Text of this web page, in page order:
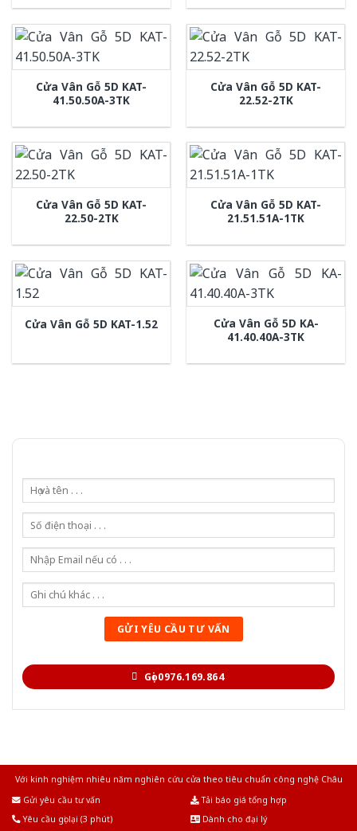
Cửa Vân Gỗ 5D KAT-
41.50.50A-3TK
Cửa Vân Gỗ 5D KAT-
22.52-2TK
Cửa Vân Gỗ 5D KAT-
22.50-2TK
Cửa Vân Gỗ 5D KAT-
21.51.51A-1TK
Cửa Vân Gỗ 5D KAT-1.52
Cửa Vân Gỗ 5D KA-
41.40.40A-3TK
Gọi 0976.169.864
Với kinh nghiệm nhiêu năm nghiên cứu cửa theo tiêu chuẩn công nghệ Châu
Gửi yêu cầu tư vấn
Tải báo giá tổng hợp
Yêu cầu gọi lại (3 phút)
Dành cho đại lý